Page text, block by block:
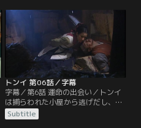
ような寒さの中でケドラが病に。必
死に逃げたトンイだったか、山中で
ソ・ヨンギに見つかってしまう。ト
ンイは父の無実を訴えるが…。
トンイ 第06話／字幕
字幕／第6話 運命の出会い／トンイ
は捕らわれた小屋から逃げだし、武
官を連れて戻るが、そこにあったは
ずの編馨（ピョンギョン）職人の死
Subtitle